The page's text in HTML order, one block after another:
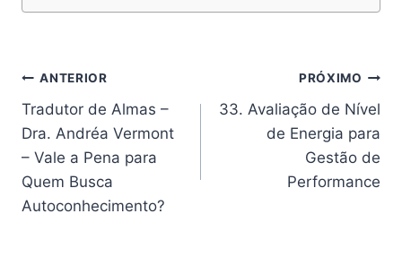
Navegação
de
Post
ANTERIOR
Tradutor de Almas –
Dra. Andréa Vermont
– Vale a Pena para
Quem Busca
Autoconhecimento?
PRÓXIMO
33. Avaliação de Nível
de Energia para
Gestão de
Performance